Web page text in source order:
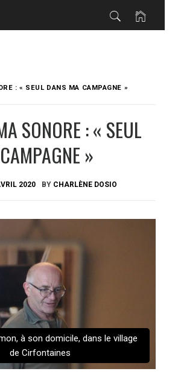
: « SEUL DANS MA CAMPAGNE »
SONORE : « SEUL
»
2020 BY CHARLÈNE DOSIO
à son domicile, dans le village
de Cirfontaines